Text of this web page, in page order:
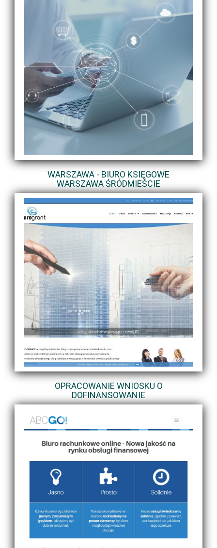
WARSZAWA - BIURO KSIĘGOWE
WARSZAWA ŚRÓDMIEŚCIE
OPRACOWANIE WNIOSKU O
DOFINANSOWANIE